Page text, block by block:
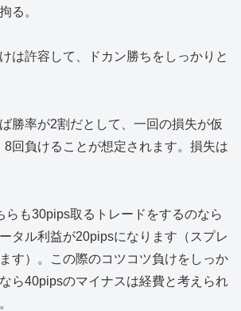
る。
は許容して、ドカン勝ちをしっかりと
勝率が2割だとして、一回の損失が仮
8回負けることが想定されます。損失は
らも30pips取るトレードをするのなら
タル利益が20pipsになります（スプレ
す）。この際のコツコツ負けをしっか
ら40pipsのマイナスは経費と考えられ